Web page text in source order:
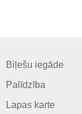
Biļešu iegāde
Palīdzība
Lapas karte